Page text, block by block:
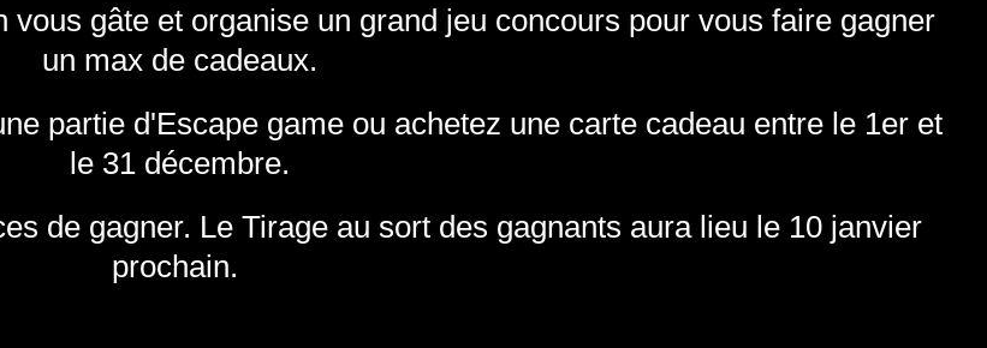
gâte et organise un grand jeu concours pour vous faire gagner
un max de cadeaux.
partie d'Escape game ou achetez une carte cadeau entre le 1er et
le 31 décembre.
de gagner. Le Tirage au sort des gagnants aura lieu le 10 janvier
prochain.